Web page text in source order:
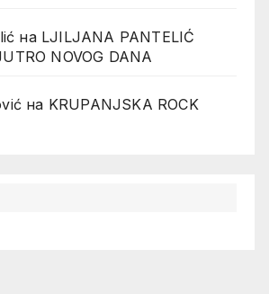
на LJILJANA PANTELIĆ
NOVOG DANA
на KRUPANJSKA ROCK